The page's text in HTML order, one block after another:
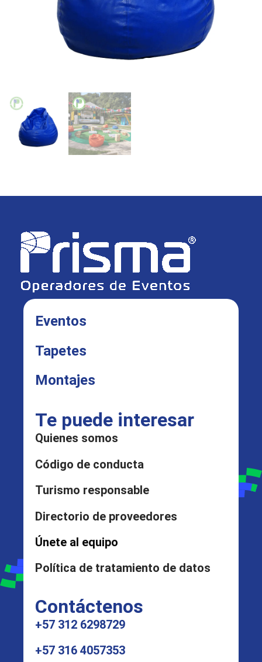
Eventos
Tapetes
Montajes
Te puede interesar
Quienes somos
Código de conducta
Turismo responsable
Directorio de proveedores
Únete al equipo
Política de tratamiento de datos
Contáctenos
+57 312 6298729
+57 316 4057353